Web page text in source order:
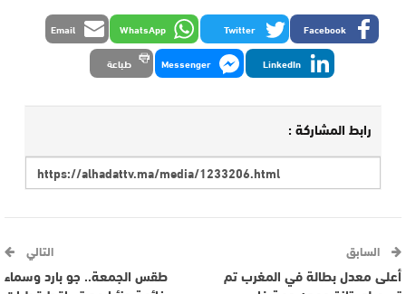
Facebook
Twitter
WhatsApp
Email
LinkedIn
Messenger طباعة
رابط المشاركة :
السابق
أعلى معدل بطالة في المغرب تم
التالي
طقس الجمعة.. جو بارد وسماء